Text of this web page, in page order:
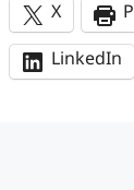
X
LinkedIn